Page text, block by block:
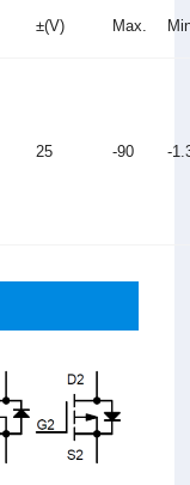
±(V) Max.
25 -90 -